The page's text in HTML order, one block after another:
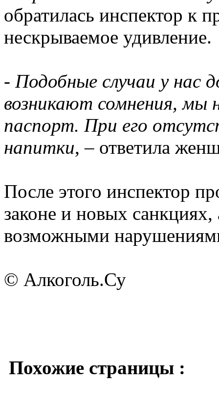
обратилась инспектор к
нескрываемое удивление.
- Подобные случаи у нас
возникают сомнения, мы
паспорт. При его
напитки, – ответила
После этого инспектор
законе и новых
возможными
© Алкоголь.Су
Похожие страницы :